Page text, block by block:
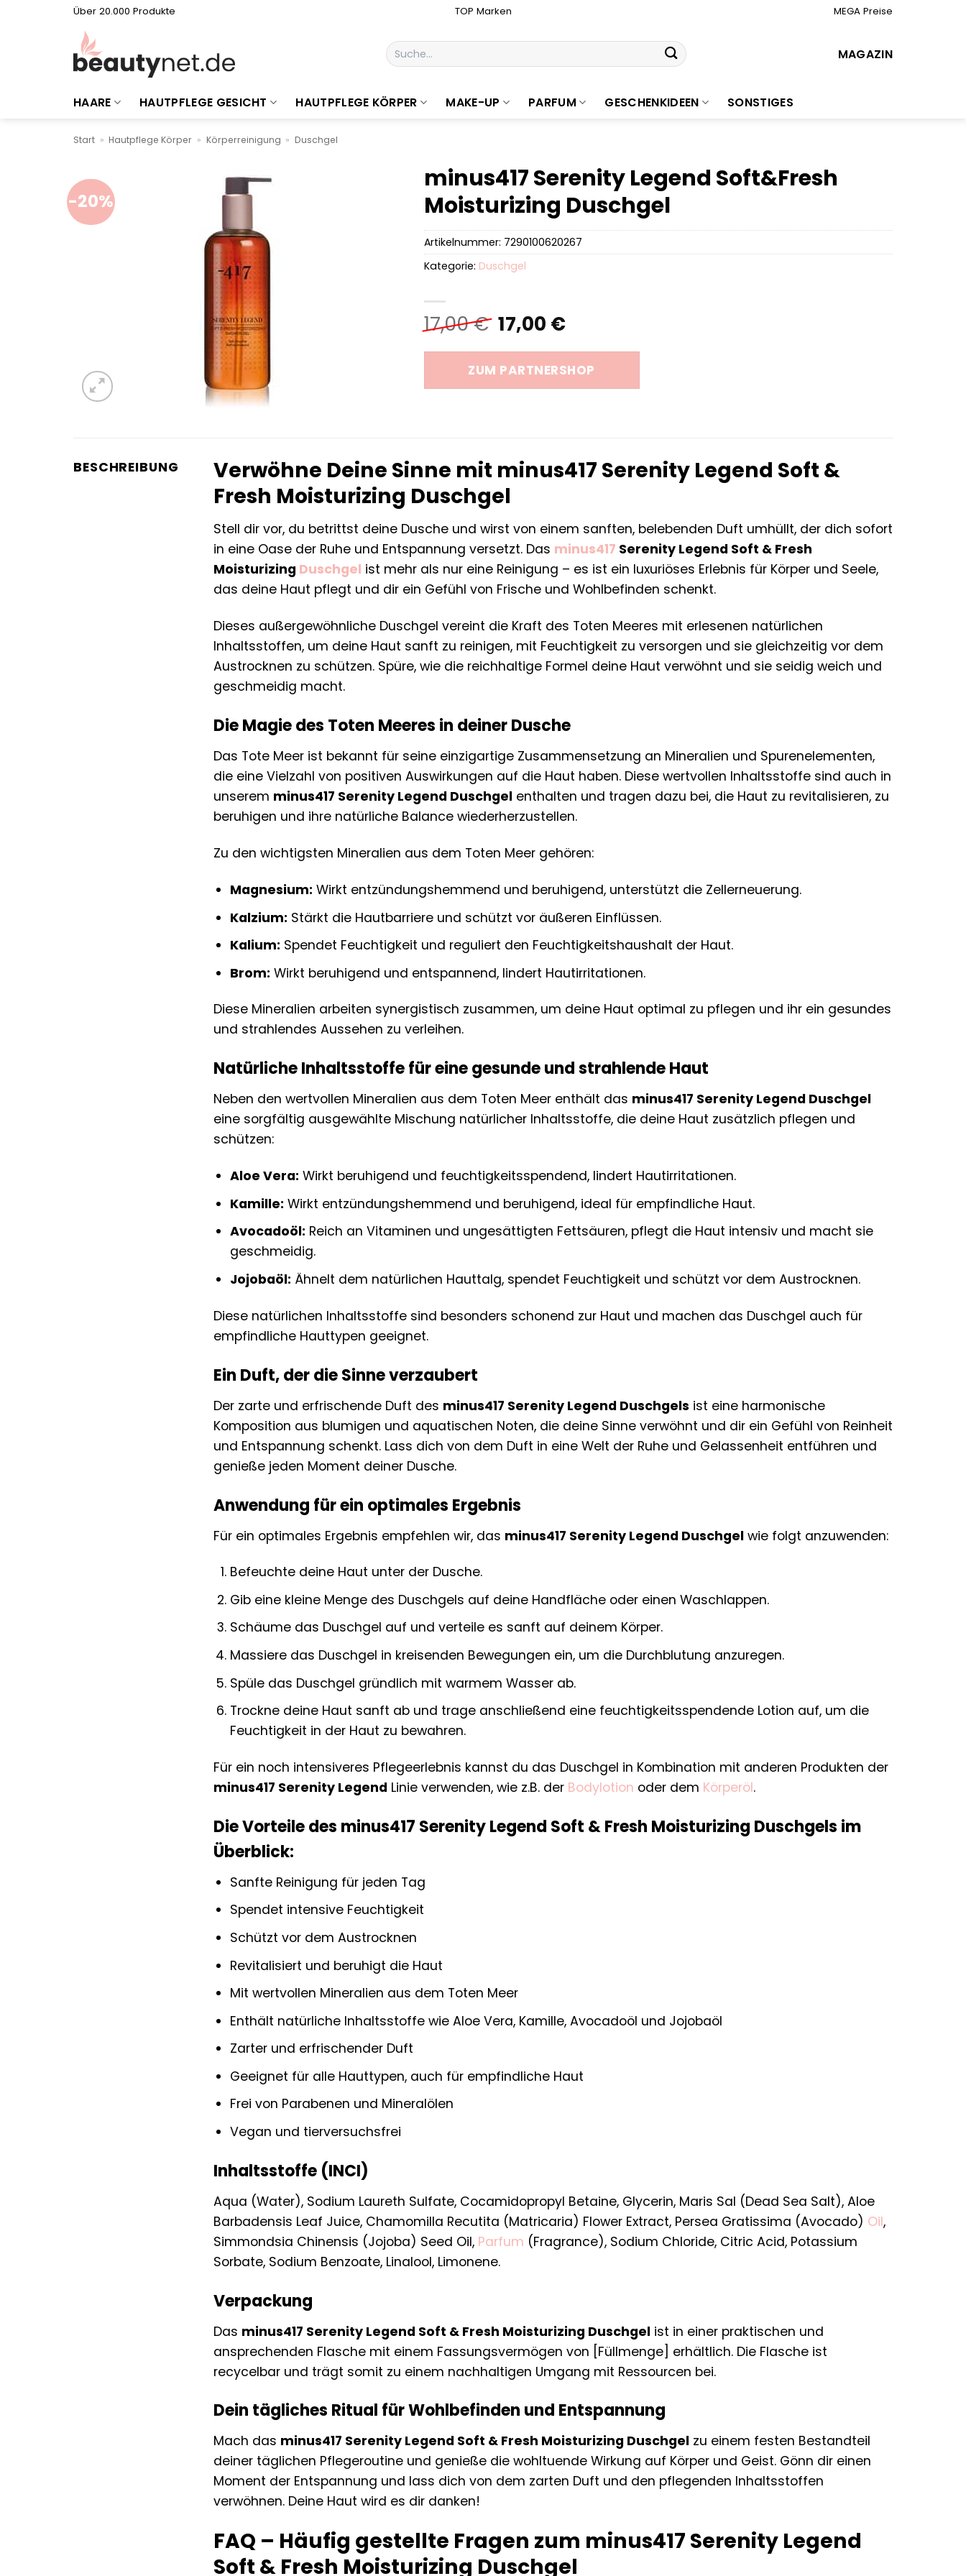
Über 20.000 Produkte TOP Marken MEGA Preise
Suchen
nach:
MAGAZIN
HAARE HAUTPFLEGE GESICHT HAUTPFLEGE KÖRPER MAKE-UP PARFUM GESCHENKIDEEN SONSTIGES
Start » Hautpflege Körper » Körperreinigung » Duschgel
-20%
minus417 Serenity Legend Soft&Fresh
Moisturizing Duschgel
17,00€ Ursprünglicher
Preis
war:
17,00 €
17,00 €Aktueller
ist:
17,00 €.
ZUM PARTNERSHOP
Artikelnummer: 7290100620267
Kategorie: Duschgel
BESCHREIBUNG
Verwöhne Deine Sinne mit minus417 Serenity Legend Soft &
Fresh Moisturizing Duschgel
Stell dir vor, du betrittst deine Dusche und wirst von einem sanften, belebenden Duft umhüllt, der dich sofort
in eine Oase der Ruhe und Entspannung versetzt. Das minus417 Serenity Legend Soft & Fresh
Moisturizing Duschgel ist mehr als nur eine Reinigung – es ist ein luxuriöses Erlebnis für Körper und Seele,
das deine Haut pflegt und dir ein Gefühl von Frische und Wohlbefinden schenkt.
Dieses außergewöhnliche Duschgel vereint die Kraft des Toten Meeres mit erlesenen natürlichen
Inhaltsstoffen, um deine Haut sanft zu reinigen, mit Feuchtigkeit zu versorgen und sie gleichzeitig vor dem
Austrocknen zu schützen. Spüre, wie die reichhaltige Formel deine Haut verwöhnt und sie seidig weich und
geschmeidig macht.
Die Magie des Toten Meeres in deiner Dusche
Das Tote Meer ist bekannt für seine einzigartige Zusammensetzung an Mineralien und Spurenelementen,
die eine Vielzahl von positiven Auswirkungen auf die Haut haben. Diese wertvollen Inhaltsstoffe sind auch in
unserem minus417 Serenity Legend Duschgel enthalten und tragen dazu bei, die Haut zu revitalisieren, zu
beruhigen und ihre natürliche Balance wiederherzustellen.
Zu den wichtigsten Mineralien aus dem Toten Meer gehören:
Magnesium: Wirkt entzündungshemmend und beruhigend, unterstützt die Zellerneuerung.
Kalzium: Stärkt die Hautbarriere und schützt vor äußeren Einflüssen.
Kalium: Spendet Feuchtigkeit und reguliert den Feuchtigkeitshaushalt der Haut.
Brom: Wirkt beruhigend und entspannend, lindert Hautirritationen.
Diese Mineralien arbeiten synergistisch zusammen, um deine Haut optimal zu pflegen und ihr ein gesundes
und strahlendes Aussehen zu verleihen.
Natürliche Inhaltsstoffe für eine gesunde und strahlende Haut
Neben den wertvollen Mineralien aus dem Toten Meer enthält das minus417 Serenity Legend Duschgel
eine sorgfältig ausgewählte Mischung natürlicher Inhaltsstoffe, die deine Haut zusätzlich pflegen und
schützen:
Aloe Vera: Wirkt beruhigend und feuchtigkeitsspendend, lindert Hautirritationen.
Kamille: Wirkt entzündungshemmend und beruhigend, ideal für empfindliche Haut.
Avocadoöl: Reich an Vitaminen und ungesättigten Fettsäuren, pflegt die Haut intensiv und macht sie
geschmeidig.
Jojobaöl: Ähnelt dem natürlichen Hauttalg, spendet Feuchtigkeit und schützt vor dem Austrocknen.
Diese natürlichen Inhaltsstoffe sind besonders schonend zur Haut und machen das Duschgel auch für
empfindliche Hauttypen geeignet.
Ein Duft, der die Sinne verzaubert
Der zarte und erfrischende Duft des minus417 Serenity Legend Duschgels ist eine harmonische
Komposition aus blumigen und aquatischen Noten, die deine Sinne verwöhnt und dir ein Gefühl von Reinheit
und Entspannung schenkt. Lass dich von dem Duft in eine Welt der Ruhe und Gelassenheit entführen und
genieße jeden Moment deiner Dusche.
Anwendung für ein optimales Ergebnis
Für ein optimales Ergebnis empfehlen wir, das minus417 Serenity Legend Duschgel wie folgt anzuwenden:
Befeuchte deine Haut unter der Dusche.
Gib eine kleine Menge des Duschgels auf deine Handfläche oder einen Waschlappen.
Schäume das Duschgel auf und verteile es sanft auf deinem Körper.
Massiere das Duschgel in kreisenden Bewegungen ein, um die Durchblutung anzuregen.
Spüle das Duschgel gründlich mit warmem Wasser ab.
Trockne deine Haut sanft ab und trage anschließend eine feuchtigkeitsspendende Lotion auf, um die
Feuchtigkeit in der Haut zu bewahren.
Für ein noch intensiveres Pflegeerlebnis kannst du das Duschgel in Kombination mit anderen Produkten der
minus417 Serenity Legend Linie verwenden, wie z.B. der Bodylotion oder dem Körperöl.
Die Vorteile des minus417 Serenity Legend Soft & Fresh Moisturizing Duschgels im
Überblick:
Sanfte Reinigung für jeden Tag
Spendet intensive Feuchtigkeit
Schützt vor dem Austrocknen
Revitalisiert und beruhigt die Haut
Mit wertvollen Mineralien aus dem Toten Meer
Enthält natürliche Inhaltsstoffe wie Aloe Vera, Kamille, Avocadoöl und Jojobaöl
Zarter und erfrischender Duft
Geeignet für alle Hauttypen, auch für empfindliche Haut
Frei von Parabenen und Mineralölen
Vegan und tierversuchsfrei
Inhaltsstoffe (INCI)
Aqua (Water), Sodium Laureth Sulfate, Cocamidopropyl Betaine, Glycerin, Maris Sal (Dead Sea Salt), Aloe
Barbadensis Leaf Juice, Chamomilla Recutita (Matricaria) Flower Extract, Persea Gratissima (Avocado) Oil,
Simmondsia Chinensis (Jojoba) Seed Oil, Parfum (Fragrance), Sodium Chloride, Citric Acid, Potassium
Sorbate, Sodium Benzoate, Linalool, Limonene.
Verpackung
Das minus417 Serenity Legend Soft & Fresh Moisturizing Duschgel ist in einer praktischen und
ansprechenden Flasche mit einem Fassungsvermögen von [Füllmenge] erhältlich. Die Flasche ist
recycelbar und trägt somit zu einem nachhaltigen Umgang mit Ressourcen bei.
Dein tägliches Ritual für Wohlbefinden und Entspannung
Mach das minus417 Serenity Legend Soft & Fresh Moisturizing Duschgel zu einem festen Bestandteil
deiner täglichen Pflegeroutine und genieße die wohltuende Wirkung auf Körper und Geist. Gönn dir einen
Moment der Entspannung und lass dich von dem zarten Duft und den pflegenden Inhaltsstoffen
verwöhnen. Deine Haut wird es dir danken!
FAQ – Häufig gestellte Fragen zum minus417 Serenity Legend
Soft & Fresh Moisturizing Duschgel